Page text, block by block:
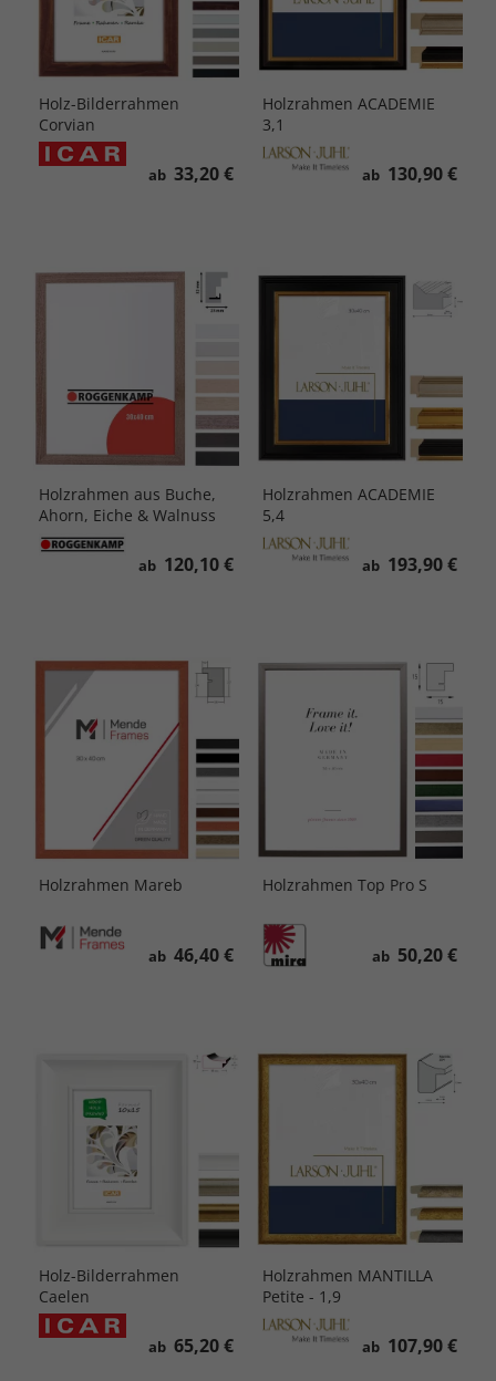
Holz-Bilderrahmen
Corvian
ab 33,20 €
Holzrahmen ACADEMIE
3,1
ab 130,90 €
Holzrahmen aus Buche,
Ahorn, Eiche & Walnuss
ab 120,10 €
Holzrahmen ACADEMIE
5,4
ab 193,90 €
Holzrahmen Mareb
ab 46,40 €
Holzrahmen Top Pro S
ab 50,20 €
Holz-Bilderrahmen
Caelen
ab 65,20 €
Holzrahmen MANTILLA
Petite - 1,9
ab 107,90 €